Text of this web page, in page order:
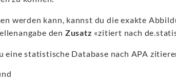
werden kann, kannst du die exakte
den Zusatz «zitiert nach
eine statistische Database nach APA